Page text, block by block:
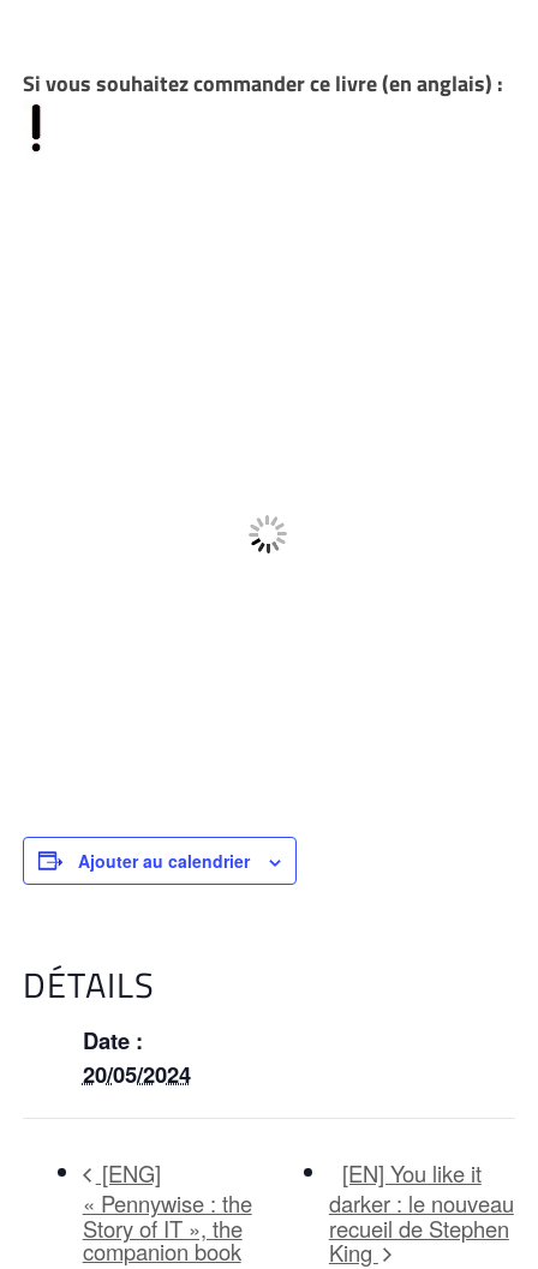
Si vous souhaitez commander ce livre (en anglais) :
Ajouter au calendrier
DÉTAILS
Date :
20/05/2024
[ENG]
« Pennywise : the
Story of IT », the
companion book
[EN] You like it
darker : le nouveau
recueil de Stephen
King